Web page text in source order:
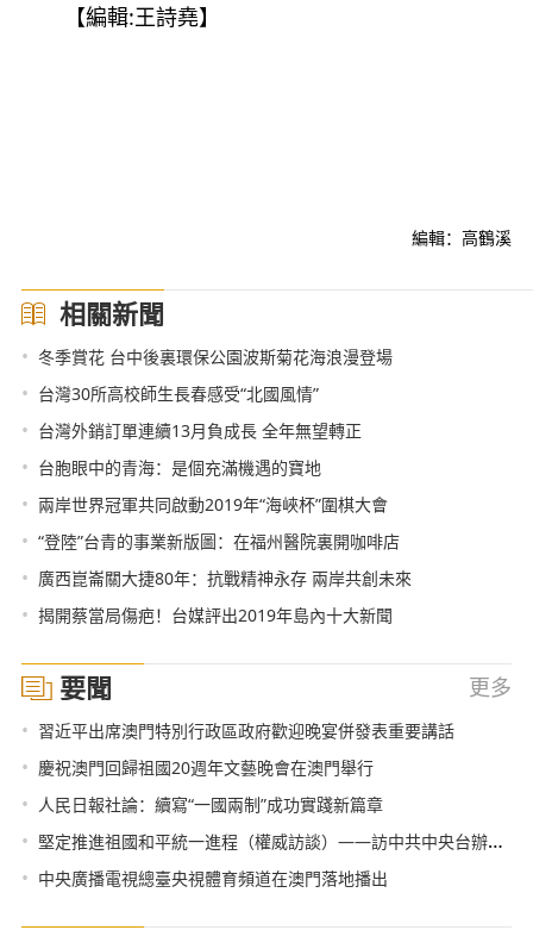
【編輯:王詩堯】
編輯：高鶴溪
相關新聞
• 冬季賞花 台中後裏環保公園波斯菊花海浪漫登場
• 台灣30所高校師生長春感受“北國風情”
• 台灣外銷訂單連續13月負成長 全年無望轉正
• 台胞眼中的青海：是個充滿機遇的寶地
• 兩岸世界冠軍共同啟動2019年“海峽杯”圍棋大會
• “登陸”台青的事業新版圖：在福州醫院裏開咖啡店
• 廣西崑崙關大捷80年：抗戰精神永存 兩岸共創未來
• 揭開蔡當局傷疤！台媒評出2019年島內十大新聞
要聞 更多
• 習近平出席澳門特別行政區政府歡迎晚宴併發表重要講話
• 慶祝澳門回歸祖國20週年文藝晚會在澳門舉行
• 人民日報社論：續寫“一國兩制”成功實踐新篇章
• 堅定推進祖國和平統一進程（權威訪談）——訪中共中央台辦、國務院台辦主任劉結一
• 中央廣播電視總臺央視體育頻道在澳門落地播出